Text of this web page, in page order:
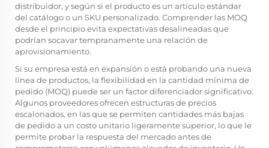
distribuidor, y según si el producto es un artículo estándar
del catálogo o un SKU personalizado. Comprender las MOQ
desde el principio evita expectativas desalineadas que
podrían socavar tempranamente una relación de
aprovisionamiento.
Si su empresa está en expansión o está probando una nueva
línea de productos, la flexibilidad en la cantidad mínima de
pedido (MOQ) puede ser un factor diferenciador significativo.
Algunos proveedores ofrecen estructuras de precios
escalonados, en las que se permiten cantidades más bajas
de pedido a un costo unitario ligeramente superior, lo que le
permite probar la respuesta del mercado antes de